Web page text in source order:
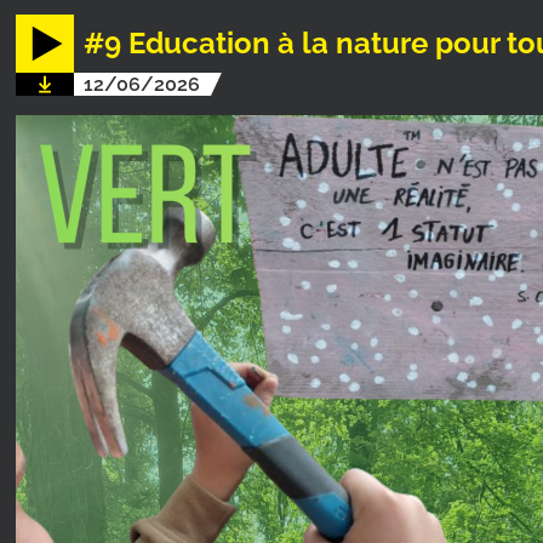
#9 Education à la nature pour
12/06/2026